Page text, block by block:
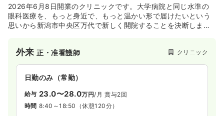
2026年6月8日開業のクリニックです。大学病院と同じ水準の
眼科医療を、もっと身近で、もっと温かい形で届けたいという
思いから新潟市中央区万代で新しく開院することを決断しまし
いきましょう。
外来正・准看護師 クリニック
日勤のみ（常勤）
給与 23.0〜28.0万円/月 賞与2回
時間 8:40～18:50 （休憩120分）